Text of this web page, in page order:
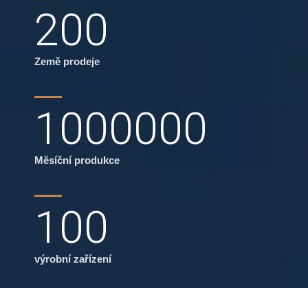
200
Země prodeje
1000000
Měsíční produkce
100
výrobní zařízení